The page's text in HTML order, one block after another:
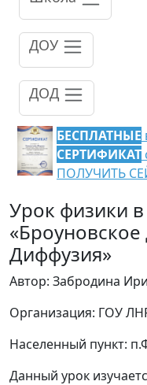
ДОУ
ДОД
БЕСПЛАТНЫЕ
СЕРТИФИКАТ
ПОЛУЧИТЬ
Урок физики в
Диффузия»
Автор: Забродина
Организация: ГОУ
Населенный пункт:
Данный урок